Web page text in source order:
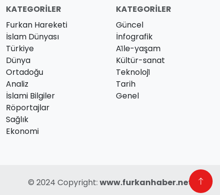
KATEGORILER
Furkan Hareketi
İslam Dünyası
Türkiye
Dünya
Ortadoğu
Analiz
İslami Bilgiler
Röportajlar
Sağlık
Ekonomi
KATEGORILER
Güncel
İnfografik
Ai̇le-yaşam
Kültür-sanat
Teknoloji̇
Tarih
Genel
© 2024 Copyright: www.furkanhaber.net